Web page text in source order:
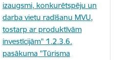
izaugsmi, konkurētspēju un
darba vietu radīšanu MVU,
tostarp ar produktīvām
investīcijām" 1.2.3.6.
pasākuma "Tūrisma